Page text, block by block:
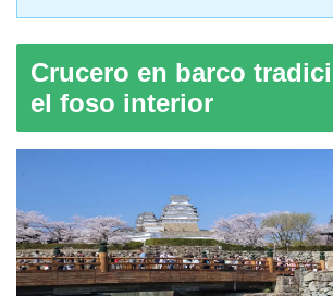
Crucero en barco
el foso interior